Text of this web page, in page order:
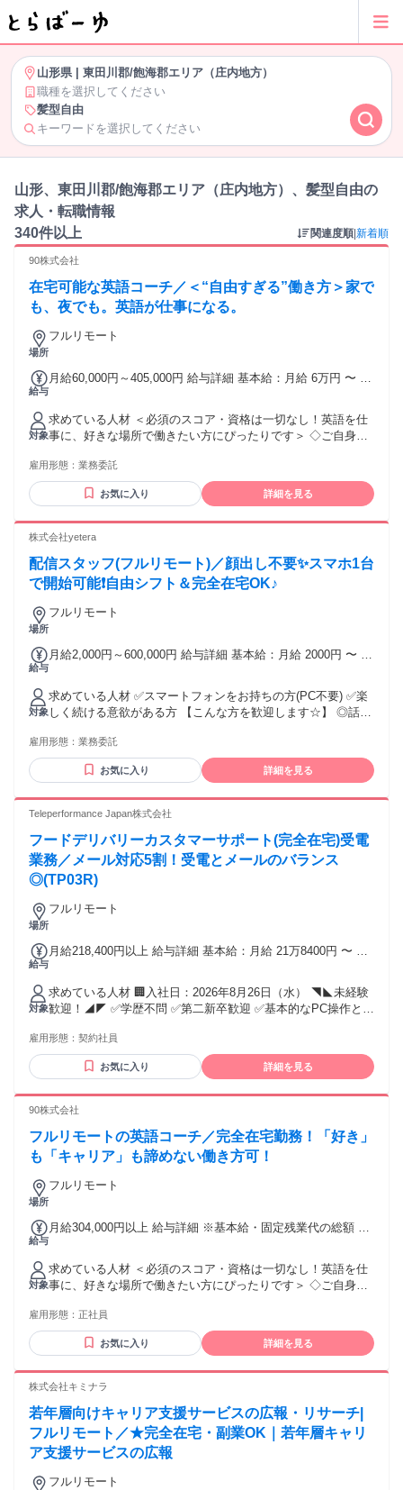
山形県| 東田川郡/飽海郡エリア（庄内地方）
職種を選択してください
髪型自由
キーワードを選択してください
山形、東田川郡/飽海郡エリア（庄内地方）、髪型自由の
求人・転職情報
340件以上
関連度順 新着順
90株式会社
在宅可能な英語コーチ／＜“自由すぎる”働き方＞家で
も、夜でも。英語が仕事になる。
場所
フルリモート
給与
月給60,000円～405,000円 給与詳細 基本給：月給 6万円 〜 40
家族手当金額：なし 全員に一律で支払われるその他手当金
額：なし 60,000円〜405,000円(税抜)／月 ※生徒1名につき、
20,000円(税抜)／月 担当生徒数：3〜15名 ※ご希望に応じて調
整可能です。 将来的には5〜15名程度を安定的に受け持って
満たすと報酬が上がります。
対象
求めている人材 ＜必須のスコア・資格は一切なし！英語を仕
事に、好きな場所で働きたい方にぴったりです＞ ◇ご自身の
＞ ・TOEIC 860点以上 ・英検 準1級以上 ・TOEFL 72以上 ・
IELTS 5.5以上 ※スコアの提出は必須ではありません。英語力
は選考時に確認させていただきます。 【こういった方からの
したい方 ・場所や時間に縛られずに働きたい方 ・朝（6:00〜
ニーズが特に高いため） ※昼間の時間帯のみで稼働可能な方
も歓迎します ＜こんな方にぴったりです＞ ◇人の悩みを聞い
経験があり、工夫して乗り越えてきた方 ◇海外での留学や就
雇用形態： 業務委託
お気に入り 詳細を見る
株式会社yetera
配信スタッフ(フルリモート)／顔出し不要✨スマホ1台
で開始可能❗自由シフト＆完全在宅OK♪
場所
フルリモート
給与
月給2,000円～600,000円 給与詳細 基本給：月給 2000円 〜 60
手当金額：なし 全員に一律で支払われるその他手当金額：な
し ⭐時給換算：1200円〜MAX3000円 ⭐成果に応じてステップ
アップ可能 ※給与に関しては、株式会社yeteraより支給しま
す。 ※雇用形態：業務委託
対象
求めている人材 ✅スマートフォンをお持ちの方(PC不要) ✅楽
しく続ける意欲がある方 【こんな方を歓迎します☆】 ◎話す
入を得たい方 ◎副業・Wワークを探している方
｡.ꕤ‿ꕤ.｡｡.ꕤ‿ꕤ.｡｡.ꕤ‿ꕤ.｡｡.ꕤ‿ꕤ.｡｡.ꕤ‿ꕤ.｡ ☘フリーター
OK ☘主婦・主夫OK ☘大学生OK ☘副業・WワークOK ☘学
ジしたい」 応募理由はそれだけでOK♪ どうぞお気軽にご応募
雇用形態： 業務委託
お気に入り 詳細を見る
Teleperformance Japan株式会社
フードデリバリーカスタマーサポート(完全在宅)受電
業務／メール対応5割！受電とメールのバランス
◎(TP03R)
場所
フルリモート
給与
月給218,400円以上 給与詳細 基本給：月給 21万8400円 〜 固
皆勤・家族手当金額：なし 全員に一律で支払われるその他手
当金額：なし ◇3ヶ月在籍お祝い金：50,000円 ※支給要件あ
り：勤怠率90％以上 ◇インセンティブ：16,800円/月 ※支給
要件あり：勤怠率80%以上 月末時点で在籍していることが確
給要件あり：勤怠率80％以上 ◇残業代は全額支給 ◇22:00～
5:00の深夜帯勤務分は 通常時給の25%割増にて給与計算いた
します ＜昇給・昇格に関して＞ 年1回の定期昇給のほかに、
チームリーダーや品質管理部門などに昇格し昇給のチャンス
も！ ＊年齢・性別・過去のご経歴など関係なく、勤怠率やパ
フォーマンスといった 評価次第で昇格・昇給のチャンスがあ
ります ＊昇格スピードは個人によって異なります ＊入社半年
で昇格の事例もございます
対象
求めている人材 🏢入社日：2026年8月26日（水） ◥◣未経験
歓迎！◢◤ ✅学歴不問 ✅第二新卒歓迎 ✅基本的なPC操作とタ
営・ホテルスタッフなど、 さまざまな職種から転職した方が
活躍中！ もちろん、コールセンター・カスタマーサポート経
験者も歓迎します。 ━━━━━━━━━━━━━━ 👥募集人
増員募集！ ━━━━━━━━━━━━━━ 📝応募条件
ない方 ■タイピングが得意な方 ■基本的なPC操作・ショート
カットキーが使える方 ■曜日・時間帯を問わずシフト勤務に
こんな方歓迎／ ◇コールセンター・カスタマーサポート経験
る方 ◇電話だけでなくメール対応にも興味がある方 ＝＝＝＝
＝＝＝＝＝＝＝＝＝＝＝ 全国どこからでも勤務できる完全在
＝＝＝＝＝＝＝ 出社は一切不要。 通勤時間をなくして効率よ
く働きたい方や、 近くに希望する職場がない方にもおすすめ
だく環境 ━━━━━━━━━━━━━━ 【1】個室 ✅第三者
またはペットの入室は不可 ✅外部音が聞こえない 【2】イン
ターネット環境 ✅光回線・有線接続必須 （WiMAX・ホームル
と。 選考時は計測が必須となります。 ※光回線未契約の場合
用PC・ヘッドセット・LANケーブルなどは会社から貸与しま
す。 ※月1回程度、セキュリティ確認のためカメラ越しでお部
屋を確認する取り組みがございます。
雇用形態： 契約社員
お気に入り 詳細を見る
90株式会社
フルリモートの英語コーチ／完全在宅勤務！「好き」
も「キャリア」も諦めない働き方可！
場所
フルリモート
給与
月給304,000円以上 給与詳細 ※基本給・固定残業代の総額 基
1409円（固定残業時間：1ヶ月あたり10時間） 固定残業時間
を超えた勤務時間については別途残業代を支給する 【一律手
当】 全員に一律で支払われる通勤・皆勤・家族手当金額：な
し 全員に一律で支払われるその他手当金額：なし ※スキル等
対象
求めている人材 ＜必須のスコア・資格は一切なし！英語を仕
事に、好きな場所で働きたい方にぴったりです＞ ◇ご自身の
＞ ・TOEIC 860点以上 ・英検 準1級以上 ・TOEFL 72以上 ・
IELTS 5.5以上 ※スコアの提出は必須ではありません。英語力
は選考時に確認させていただきます。 【こういった方からの
ンクがあるが、再び英語を使う仕事がしたい方 ・場所や時間
悩みを聞いたり、励ましたりするのが好きな方 ◇語学学習で
壁を感じた経験があり、工夫して乗り越えてきた方 ◇海外で
の留学や就労、生活などの経験をお持ちの方
雇用形態： 正社員
お気に入り 詳細を見る
株式会社キミナラ
若年層向けキャリア支援サービスの広報・リサーチ|
フルリモート／★完全在宅・副業OK｜若年層キャリ
ア支援サービスの広報
フルリモート